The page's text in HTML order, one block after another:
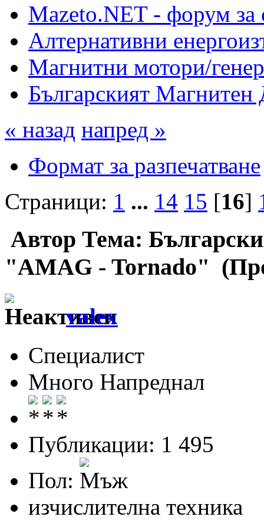
Mazeto.NET - форум за
Алтернативни
Магнитни мотори/
Българският
« назад напред »
Формат за разпечатване
Страници: 1 ... 14 15 [16]
Автор Тема:
"AMAG - Tornado"
valex
Специалист
Много Напреднал
Публикации: 1 495
Пол:
изчислителна техника